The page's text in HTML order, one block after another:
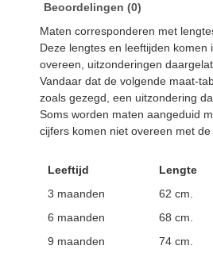
Beoordelingen (0)
Maten corresponderen met
Deze lengtes en leeftijden komen
overeen, uitzonderingen
Vandaar dat de volgende maat-
zoals gezegd, een uitzondering
Soms worden maten aangeduid
cijfers komen niet overeen met de
Leeftijd Lengte
3 maanden
62 cm.
6 maanden
68 cm.
9 maanden
74 cm.